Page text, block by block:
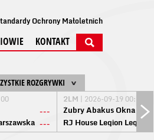
Ochrony Małoletnich
KONTAKT
ROZGRYWKI
---
---
2LM | 2026-09-19 00:00
Żubry Abakus Okna
RJ House Legion